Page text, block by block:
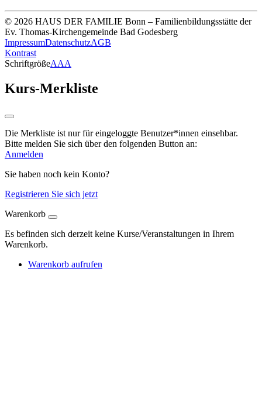
© 2026 HAUS DER FAMILIE Bonn – Familienbildungsstätte der
Ev. Thomas-Kirchengemeinde Bad Godesberg
ImpressumDatenschutzAGB
Kontrast
SchriftgrößeAAA
Kurs-Merkliste
Die Merkliste ist nur für eingeloggte Benutzer*innen einsehbar.
Bitte melden Sie sich über den folgenden Button an:
Anmelden
Sie haben noch kein Konto?
Registrieren Sie sich jetzt
Warenkorb
Es befinden sich derzeit keine Kurse/Veranstaltungen in Ihrem
Warenkorb.
Warenkorb aufrufen